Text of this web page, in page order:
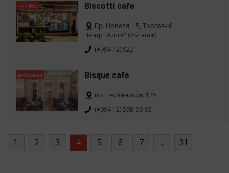
фаст-фуд Biscotti cafe
Пр. Нобеля, 15, Торговый
Центр "Azure" (2-й этаж)
(+994 12) 922
рестораны Bisque cafe
пр. Нефтяников, 125
(+994 12) 598-99-95
1 2 3 4 5 6 7 ... 31